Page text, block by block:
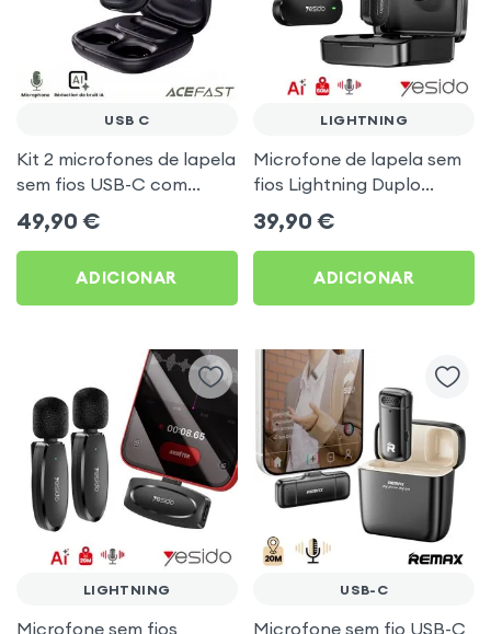
USB C
Kit 2 microfones de lapela
sem fios USB-C com
caixa de carregamento
48h Acefast
49,90 €
ADICIONAR
LIGHTNING
Microfone de lapela sem
fios Lightning Duplo
Emissor Yesido
39,90 €
ADICIONAR
LIGHTNING
Microfone sem fios
USB-C
Microfone sem fio USB-C